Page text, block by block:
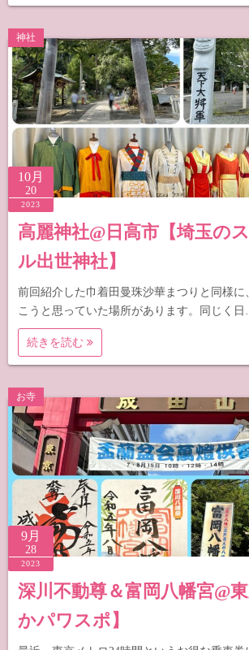
神社
10月
20
2023
高麗神社@日高市【埼玉の
ル出世神社】
前回紹介した巾着田曼珠沙華まつりと同様に
こうと思っていた場所があります。同じく
続きを読む
お寺
9月
28
2023
深川不動尊＆富岡八幡宮@
かパワスポ】